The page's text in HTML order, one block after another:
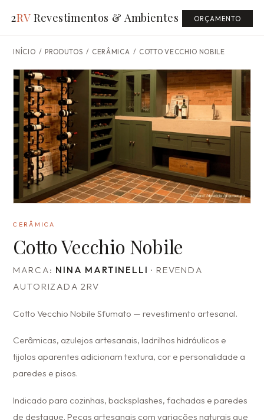
2RVRevestimentos & Ambientes ORÇAMENTO
INÍCIO / PRODUTOS / CERÂMICA / COTTO VECCHIO NOBILE
CERÂMICA
Cotto Vecchio Nobile
MARCA: NINA MARTINELLI · REVENDA
AUTORIZADA 2RV
Cotto Vecchio Nobile Sfumato — revestimento artesanal.
Cerâmicas, azulejos artesanais, ladrilhos hidráulicos e
tijolos aparentes adicionam textura, cor e personalidade a
paredes e pisos.
Indicado para cozinhas, backsplashes, fachadas e paredes
de destaque. Peças artesanais com variações naturais que